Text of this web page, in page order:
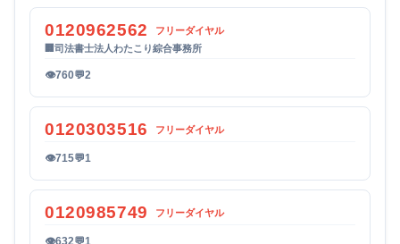
0120962562
フリーダイヤル
司法書士法人わたこり綜合事務所
👁760💬2
0120303516 フリーダイヤル
👁715💬1
0120985749 フリーダイヤル
👁632💬1